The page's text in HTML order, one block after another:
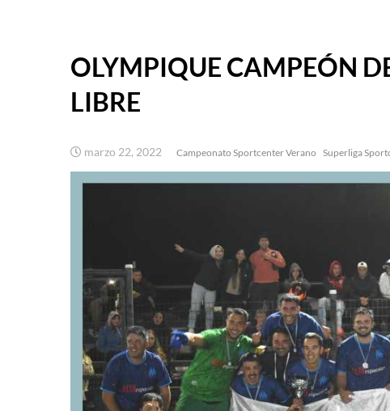
OLYMPIQUE CAMPEÓN
LIBRE
marzo 22, 2022 Campeonato Sportcenter Verano Superliga